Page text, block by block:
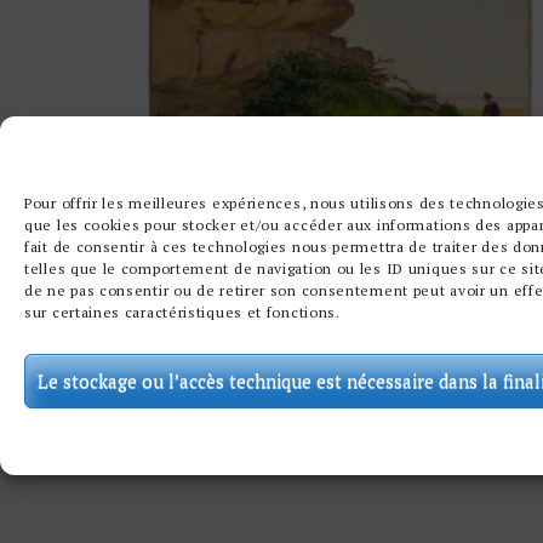
Pour offrir les meilleures expériences, nous utilisons des
que les cookies pour stocker et/ou accéder aux informations des
fait de consentir à ces technologies nous permettra de traiter des
telles que le comportement de navigation ou les ID uniques sur ce
de ne pas consentir ou de retirer son consentement peut avoir un
sur certaines caractéristiques et fonctions.
Le stockage ou l’accès technique est nécessaire dans la
WOMAN IN A ROCKY LANDSCAPE
SOLD